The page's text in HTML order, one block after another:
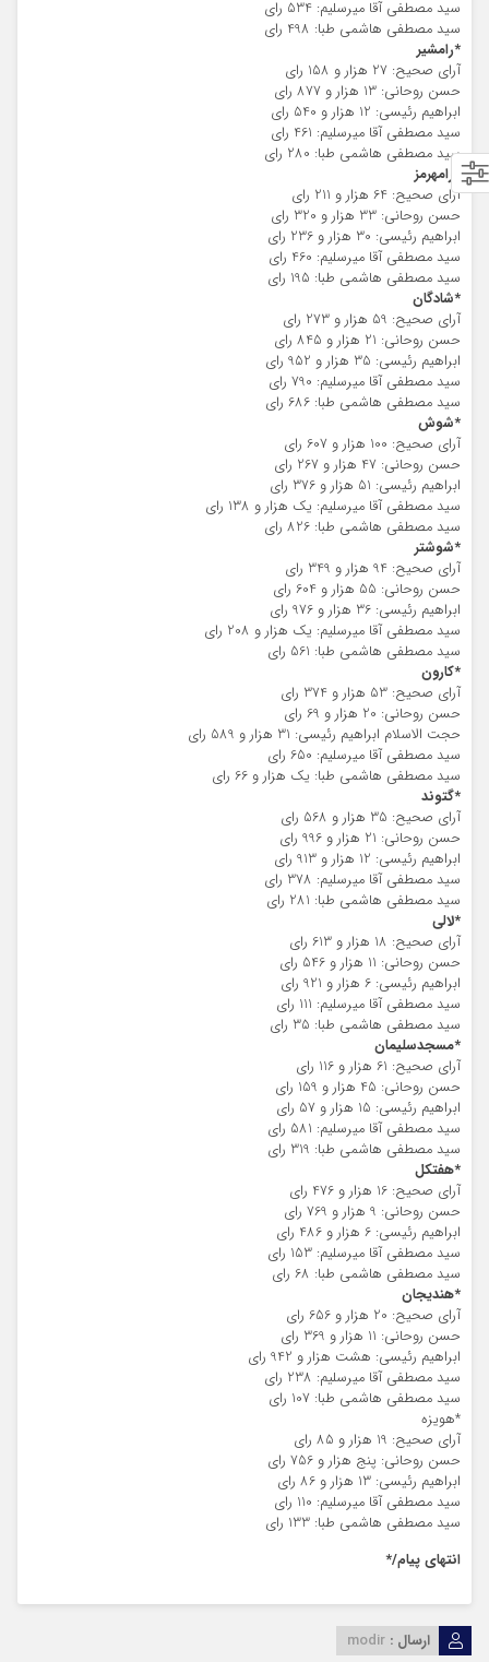
سید مصطفی آقا میرسلیم: 534 رای
سید مصطفی هاشمی طبا: 498 رای
*رامشیر
آرای صحیح: 27 هزار و 158 رای
حسن روحانی: 13 هزار و 877 رای
ابراهیم رئیسی: 12 هزار و 540 رای
سید مصطفی آقا میرسلیم: 461 رای
سید مصطفی هاشمی طبا: 280 رای
*رامهرمز
آرای صحیح: 64 هزار و 211 رای
حسن روحانی: 33 هزار و 320 رای
ابراهیم رئیسی: 30 هزار و 236 رای
سید مصطفی آقا میرسلیم: 460 رای
سید مصطفی هاشمی طبا: 195 رای
*شادگان
آرای صحیح: 59 هزار و 273 رای
حسن روحانی: 21 هزار و 845 رای
ابراهیم رئیسی: 35 هزار و 952 رای
سید مصطفی آقا میرسلیم: 790 رای
سید مصطفی هاشمی طبا: 686 رای
*شوش
آرای صحیح: 100 هزار و 607 رای
حسن روحانی: 47 هزار و 267 رای
ابراهیم رئیسی: 51 هزار و 376 رای
سید مصطفی آقا میرسلیم: یک هزار و 138 رای
سید مصطفی هاشمی طبا: 826 رای
*شوشتر
آرای صحیح: 94 هزار و 349 رای
حسن روحانی: 55 هزار و 604 رای
ابراهیم رئیسی: 36 هزار و 976 رای
سید مصطفی آقا میرسلیم: یک هزار و 208 رای
سید مصطفی هاشمی طبا: 561 رای
*کارون
آرای صحیح: 53 هزار و 374 رای
حسن روحانی: 20 هزار و 69 رای
حجت الاسلام ابراهیم رئیسی: 31 هزار و 589 رای
سید مصطفی آقا میرسلیم: 650 رای
سید مصطفی هاشمی طبا: یک هزار و 66 رای
*گتوند
آرای صحیح: 35 هزار و 568 رای
حسن روحانی: 21 هزار و 996 رای
ابراهیم رئیسی: 12 هزار و 913 رای
سید مصطفی آقا میرسلیم: 378 رای
سید مصطفی هاشمی طبا: 281 رای
*لالی
آرای صحیح: 18 هزار و 613 رای
حسن روحانی: 11 هزار و 546 رای
ابراهیم رئیسی: 6 هزار و 921 رای
سید مصطفی آقا میرسلیم: 111 رای
سید مصطفی هاشمی طبا: 35 رای
*مسجدسلیمان
آرای صحیح: 61 هزار و 116 رای
حسن روحانی: 45 هزار و 159 رای
ابراهیم رئیسی: 15 هزار و 57 رای
سید مصطفی آقا میرسلیم: 581 رای
سید مصطفی هاشمی طبا: 319 رای
*هفتکل
آرای صحیح: 16 هزار و 476 رای
حسن روحانی: 9 هزار و 769 رای
ابراهیم رئیسی: 6 هزار و 486 رای
سید مصطفی آقا میرسلیم: 153 رای
سید مصطفی هاشمی طبا: 68 رای
*هندیجان
آرای صحیح: 20 هزار و 656 رای
حسن روحانی: 11 هزار و 369 رای
ابراهیم رئیسی: هشت هزار و 942 رای
سید مصطفی آقا میرسلیم: 238 رای
سید مصطفی هاشمی طبا: 107 رای
*هویزه
آرای صحیح: 19 هزار و 85 رای
حسن روحانی: پنج هزار و 756 رای
ابراهیم رئیسی: 13 هزار و 86 رای
سید مصطفی آقا میرسلیم: 110 رای
سید مصطفی هاشمی طبا: 133 رای
انتهای پیام/*
ارسال : modir